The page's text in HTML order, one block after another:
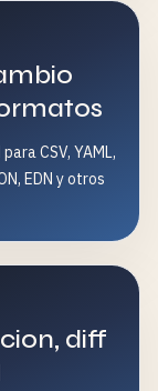
CSV, YAML,
EDN y otros
diff